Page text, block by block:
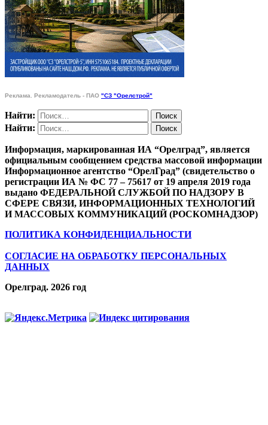
Реклама. Рекламодатель - ПАО "СЗ "Орелстрой"
Найти:
Найти:
Информация, маркированная ИА “Орелград”, является
официальным сообщением средства массовой информации
Информационное агентство “ОрелГрад” (свидетельство о
регистрации ИА № ФС 77 – 75617 от 19 апреля 2019 года
выдано ФЕДЕРАЛЬНОЙ СЛУЖБОЙ ПО НАДЗОРУ В
СФЕРЕ СВЯЗИ, ИНФОРМАЦИОННЫХ ТЕХНОЛОГИЙ
И МАССОВЫХ КОММУНИКАЦИЙ (РОСКОМНАДЗОР)
ПОЛИТИКА КОНФИДЕНЦИАЛЬНОСТИ
СОГЛАСИЕ НА ОБРАБОТКУ ПЕРСОНАЛЬНЫХ
ДАННЫХ
Орелград. 2026 год